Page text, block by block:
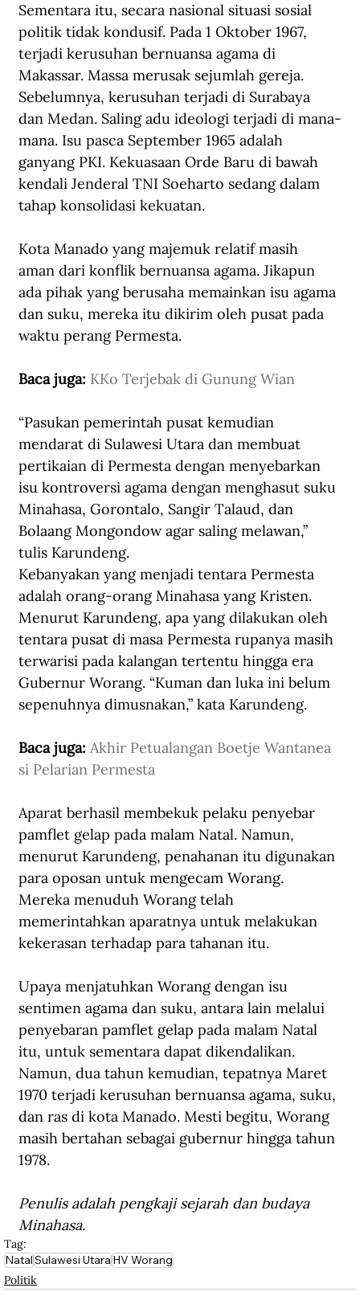
Sementara itu, secara nasional situasi sosial
politik tidak kondusif. Pada 1 Oktober 1967,
terjadi kerusuhan bernuansa agama di
Makassar. Massa merusak sejumlah gereja.
Sebelumnya, kerusuhan terjadi di Surabaya
dan Medan. Saling adu ideologi terjadi di mana-
mana. Isu pasca September 1965 adalah
ganyang PKI. Kekuasaan Orde Baru di bawah
kendali Jenderal TNI Soeharto sedang dalam
tahap konsolidasi kekuatan.
Kota Manado yang majemuk relatif masih
aman dari konflik bernuansa agama. Jikapun
ada pihak yang berusaha memainkan isu agama
dan suku, mereka itu dikirim oleh pusat pada
waktu perang Permesta.
Baca juga: KKo Terjebak di Gunung Wian
“Pasukan pemerintah pusat kemudian
mendarat di Sulawesi Utara dan membuat
pertikaian di Permesta dengan menyebarkan
isu kontroversi agama dengan menghasut suku
Minahasa, Gorontalo, Sangir Talaud, dan
Bolaang Mongondow agar saling melawan,”
tulis Karundeng.
Kebanyakan yang menjadi tentara Permesta
adalah orang-orang Minahasa yang Kristen.
Menurut Karundeng, apa yang dilakukan oleh
tentara pusat di masa Permesta rupanya masih
terwarisi pada kalangan tertentu hingga era
Gubernur Worang. “Kuman dan luka ini belum
sepenuhnya dimusnakan,” kata Karundeng.
Baca juga: Akhir Petualangan Boetje Wantanea
si Pelarian Permesta
Aparat berhasil membekuk pelaku penyebar
pamflet gelap pada malam Natal. Namun,
menurut Karundeng, penahanan itu digunakan
para oposan untuk mengecam Worang.
Mereka menuduh Worang telah
memerintahkan aparatnya untuk melakukan
kekerasan terhadap para tahanan itu.
Upaya menjatuhkan Worang dengan isu
sentimen agama dan suku, antara lain melalui
penyebaran pamflet gelap pada malam Natal
itu, untuk sementara dapat dikendalikan.
Namun, dua tahun kemudian, tepatnya Maret
1970 terjadi kerusuhan bernuansa agama, suku,
dan ras di kota Manado. Mesti begitu, Worang
masih bertahan sebagai gubernur hingga tahun
1978.
Penulis adalah pengkaji sejarah dan budaya
Minahasa.
Tag:
NatalSulawesi UtaraHV Worang
Politik